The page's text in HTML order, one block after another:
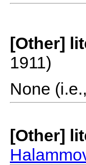
[Other]
1911)
None
[Other]